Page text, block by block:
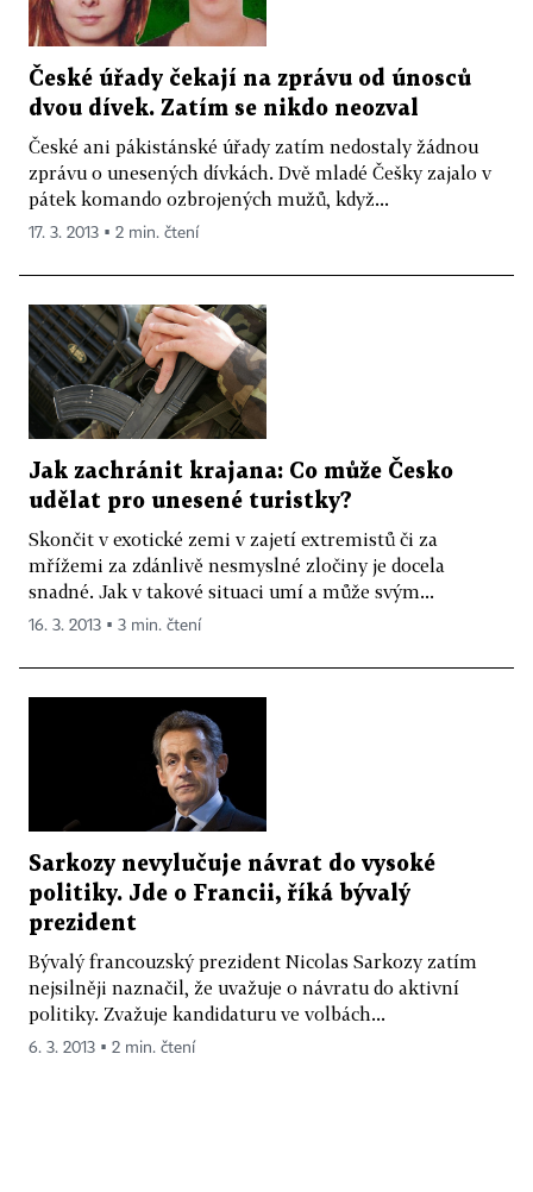
České úřady čekají na zprávu od únosců
dvou dívek. Zatím se nikdo neozval
České ani pákistánské úřady zatím nedostaly žádnou
zprávu o unesených dívkách. Dvě mladé Češky zajalo v
pátek komando ozbrojených mužů, když...
17. 3. 2013 ▪ 2 min. čtení
Jak zachránit krajana: Co může Česko
udělat pro unesené turistky?
Skončit v exotické zemi v zajetí extremistů či za
mřížemi za zdánlivě nesmyslné zločiny je docela
snadné. Jak v takové situaci umí a může svým...
16. 3. 2013 ▪ 3 min. čtení
Sarkozy nevylučuje návrat do vysoké
politiky. Jde o Francii, říká bývalý
prezident
Bývalý francouzský prezident Nicolas Sarkozy zatím
nejsilněji naznačil, že uvažuje o návratu do aktivní
politiky. Zvažuje kandidaturu ve volbách...
6. 3. 2013 ▪ 2 min. čtení